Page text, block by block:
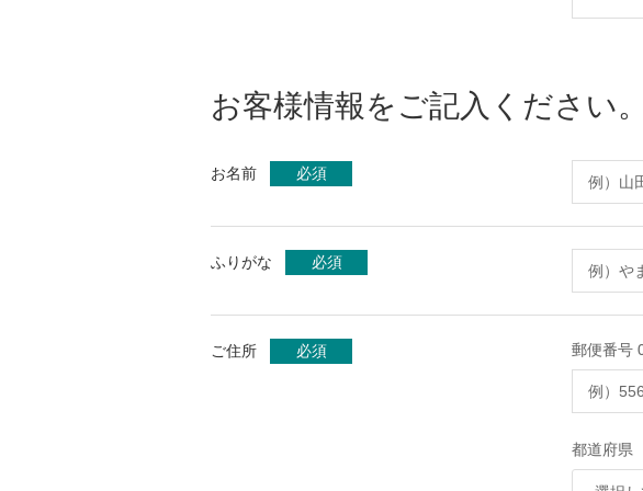
お客様情報をご記入ください。
お名前 必須
ふりがな 必須
ご住所 必須 郵便番号
都道府県